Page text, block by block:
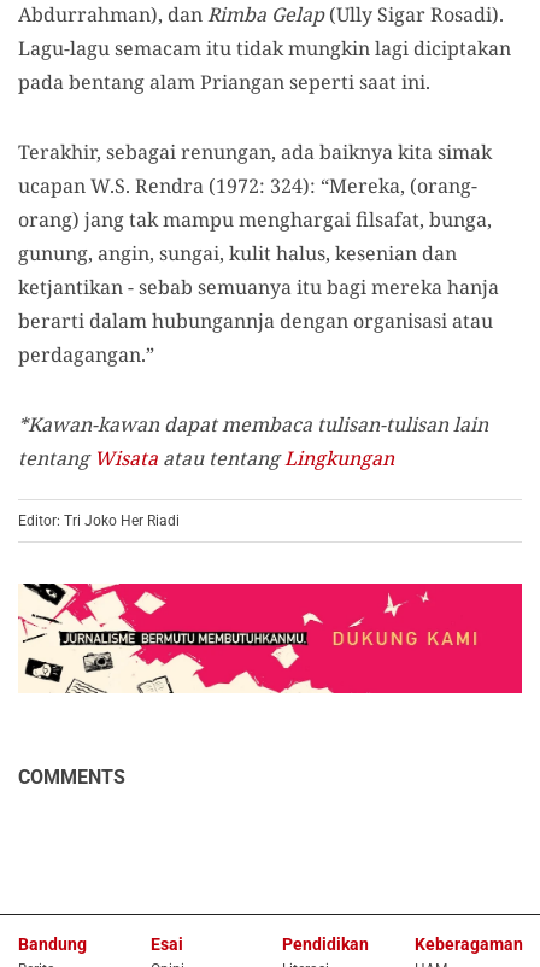
Abdurrahman), danRimba Gelap(Ully Sigar Rosadi).
Lagu-lagu semacam itu tidak mungkin lagi diciptakan
pada bentang alam Priangan seperti saat ini.
Terakhir, sebagai renungan, ada baiknya kita simak
ucapan W.S. Rendra (1972: 324): “Mereka, (orang-
orang) jang tak mampu menghargai filsafat, bunga,
gunung, angin, sungai, kulit halus, kesenian dan
ketjantikan - sebab semuanya itu bagi mereka hanja
berarti dalam hubungannja dengan organisasi atau
perdagangan.”
*Kawan-kawan dapat membaca tulisan-tulisan lain
tentang Wisata atau tentangLingkungan
Editor: Tri Joko Her Riadi
COMMENTS
Bandung Esai Pendidikan Keberagaman